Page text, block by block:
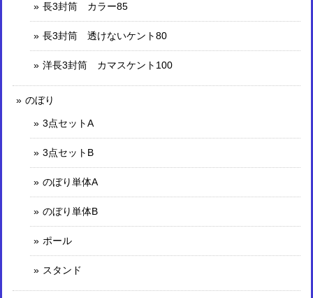
長3封筒 カラー85
長3封筒 透けないケント80
洋長3封筒 カマスケント100
のぼり
3点セットA
3点セットB
のぼり単体A
のぼり単体B
ポール
スタンド